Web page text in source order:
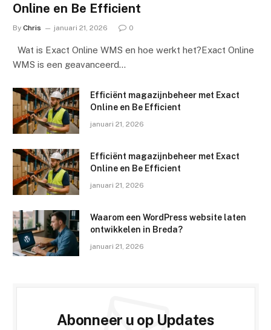
Online en Be Efficient
By Chris januari 21, 2026 0
Wat is Exact Online WMS en hoe werkt het?Exact Online
WMS is een geavanceerd…
Efficiënt magazijnbeheer met Exact
Online en Be Efficient
januari 21, 2026
Efficiënt magazijnbeheer met Exact
Online en Be Efficient
januari 21, 2026
Waarom een WordPress website laten
ontwikkelen in Breda?
januari 21, 2026
Abonneer u op Updates